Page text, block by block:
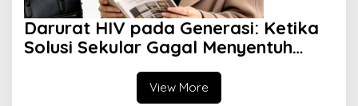
Darurat HIV pada Generasi: Ketika
Solusi Sekular Gagal Menyentuh
Akar Masalah
View More